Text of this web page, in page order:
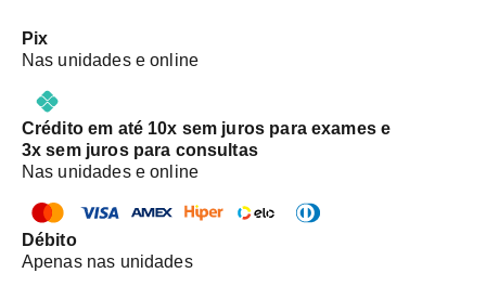
Pix
Nas unidades e online
Crédito em até 10x sem juros para exames e
3x sem juros para consultas
Nas unidades e online
Débito
Apenas nas unidades